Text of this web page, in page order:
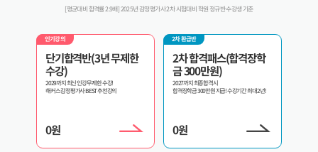
[평균대비 합격률 2.9배] 2025년 감정평가사 2차 시험대비 학원 정규반 수강생 기준
2차 환급반
2차 합격패스(합격장학
금 300만원)
2027까지 최종합격시
합격장학금 300만원 지급! 수강기간 최대 2년!
0원
인기강의
2차 교수패스
내가 원하는 과목만 골라서 선택수강!
0원